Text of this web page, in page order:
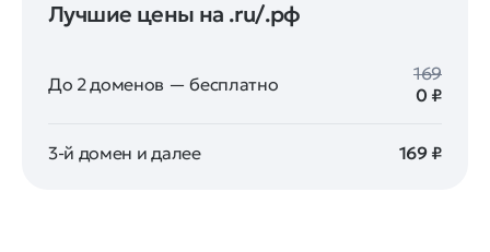
Лучшие цены на .ru/.рф
До 2 доменов — бесплатно
169
0 ₽
3-й домен и далее 169 ₽